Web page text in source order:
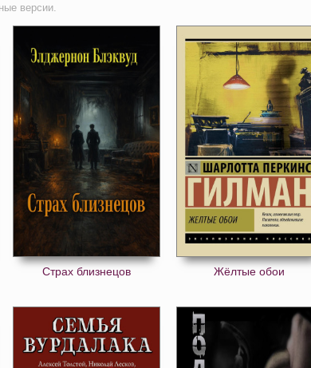
версии.
Страх близнецов Жёлтые обои